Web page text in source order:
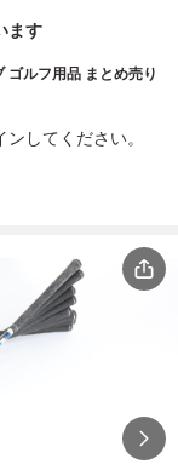
ます
ゴルフ用品 まとめ売り
してください。